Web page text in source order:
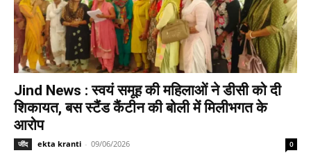
Jind News : स्वयं समूह की महिलाओं ने डीसी को दी
शिकायत, बस स्टैंड कैंटीन की बोली में मिलीभगत के
आरोप
जींद ekta kranti - 09/06/2026 0